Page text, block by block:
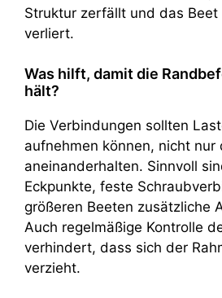
Struktur zerfällt und das Beet
verliert.
Was hilft, damit die
hält?
Die Verbindungen sollten
aufnehmen können, nicht nur
aneinanderhalten. Sinnvoll
Eckpunkte, feste
größeren Beeten zusätzliche
Auch regelmäßige Kontrolle
verhindert, dass sich der
verzieht.